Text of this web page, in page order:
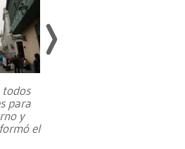
todos
para
y
el